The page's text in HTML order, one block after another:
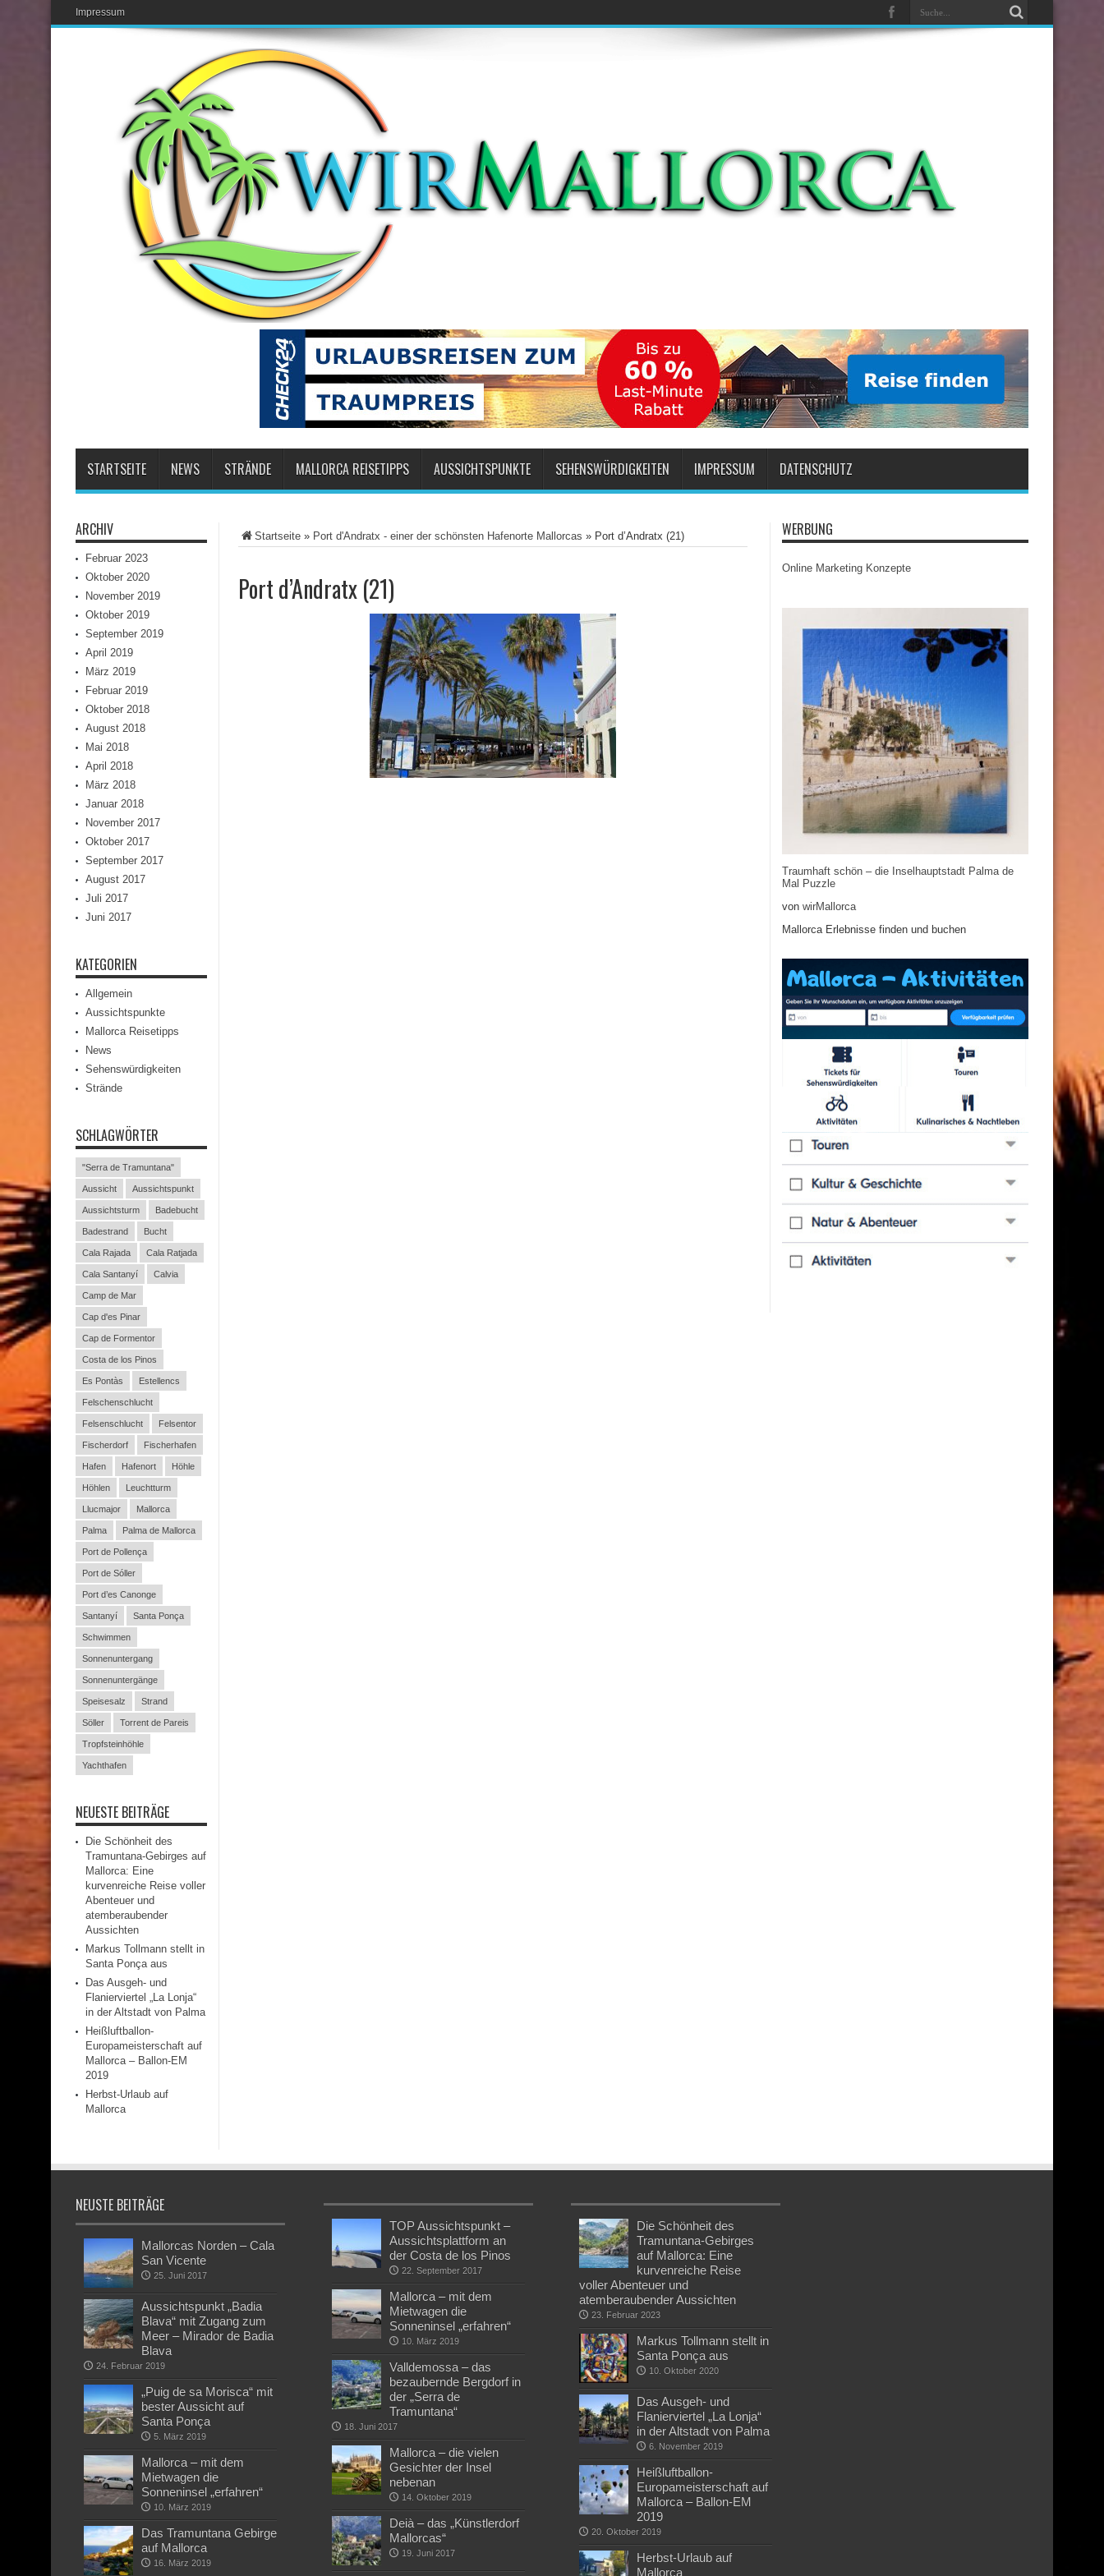
Impressum
STARTSEITE NEWS STRÄNDE MALLORCA REISETIPPS AUSSICHTSPUNKTE SEHENSWÜRDIGKEITEN IMPRESSUM DATENSCHUTZ
Startseite » Port d'Andratx - einer der schönsten Hafenorte Mallorcas » Port d’Andratx (21)
Port d’Andratx (21)
ARCHIV
Februar 2023
Oktober 2020
November 2019
Oktober 2019
September 2019
April 2019
März 2019
Februar 2019
Oktober 2018
August 2018
Mai 2018
April 2018
März 2018
Januar 2018
November 2017
Oktober 2017
September 2017
August 2017
Juli 2017
Juni 2017
KATEGORIEN
Allgemein
Aussichtspunkte
Mallorca Reisetipps
News
Sehenswürdigkeiten
Strände
SCHLAGWÖRTER
"Serra de Tramuntana"
Aussicht Aussichtspunkt
Aussichtsturm Badebucht
Badestrand Bucht
Cala Rajada Cala Ratjada
Cala Santanyí Calvia
Camp de Mar
Cap d'es Pinar
Cap de Formentor
Costa de los Pinos
Es Pontàs Estellencs
Felschenschlucht
Felsenschlucht Felsentor
Fischerdorf Fischerhafen
Hafen Hafenort Höhle
Höhlen Leuchtturm
Llucmajor Mallorca
Palma Palma de Mallorca
Port de Pollença
Port de Sóller
Port d’es Canonge
Santanyí Santa Ponça
Schwimmen
Sonnenuntergang
Sonnenuntergänge
Speisesalz Strand
Söller Torrent de Pareis
Tropfsteinhöhle
Yachthafen
NEUESTE BEITRÄGE
Die Schönheit des
Tramuntana-Gebirges auf
Mallorca: Eine
kurvenreiche Reise voller
Abenteuer und
atemberaubender
Aussichten
Markus Tollmann stellt in
Santa Ponça aus
Das Ausgeh- und
Flanierviertel „La Lonja“
in der Altstadt von Palma
Heißluftballon-
Europameisterschaft auf
Mallorca – Ballon-EM
2019
Herbst-Urlaub auf
Mallorca
WERBUNG
Online Marketing Konzepte
Traumhaft schön – die Inselhauptstadt Palma de
Mal Puzzle
von wirMallorca
Mallorca Erlebnisse finden und buchen
NEUSTE BEITRÄGE
Mallorcas Norden – Cala
San Vicente
25. Juni 2017
Aussichtspunkt „Badia
Blava“ mit Zugang zum
Meer – Mirador de Badia
Blava
24. Februar 2019
„Puig de sa Morisca“ mit
bester Aussicht auf
Santa Ponça
5. März 2019
Mallorca – mit dem
Mietwagen die
Sonneninsel „erfahren“
10. März 2019
Das Tramuntana Gebirge
auf Mallorca
16. März 2019
TOP Aussichtspunkt –
Aussichtsplattform an
der Costa de los Pinos
22. September 2017
Mallorca – mit dem
Mietwagen die
Sonneninsel „erfahren“
10. März 2019
Valldemossa – das
bezaubernde Bergdorf in
der „Serra de
Tramuntana“
18. Juni 2017
Mallorca – die vielen
Gesichter der Insel
nebenan
14. Oktober 2019
Deià – das „Künstlerdorf
Mallorcas“
19. Juni 2017
Die Schönheit des
Tramuntana-Gebirges
auf Mallorca: Eine
kurvenreiche Reise
voller Abenteuer und
atemberaubender Aussichten
23. Februar 2023
Markus Tollmann stellt in
Santa Ponça aus
10. Oktober 2020
Das Ausgeh- und
Flanierviertel „La Lonja“
in der Altstadt von Palma
6. November 2019
Heißluftballon-
Europameisterschaft auf
Mallorca – Ballon-EM
2019
20. Oktober 2019
Herbst-Urlaub auf
Mallorca